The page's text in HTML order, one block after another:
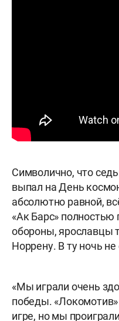
Символично, что
выпал на День
абсолютно равной,
«Ак Барс» полностью
обороны, ярославцы
Норрену. В ту ночь
«Мы играли очень
победы.
игре, но мы